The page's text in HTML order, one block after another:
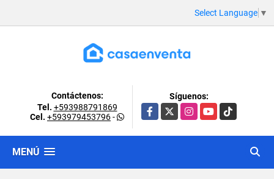
Select Language ▼
Contáctenos:
Tel. +593988791869
Cel. +593979453796-
Síguenos:
Facebook
X InstagramYouTubeTikTok
MENÚ